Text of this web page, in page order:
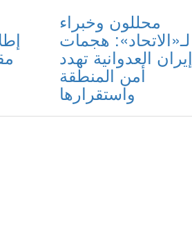
محللون وخبراء
لـ«الاتحاد»: هجمات
إيران العدوانية تهدد
أمن المنطقة
واستقرارها